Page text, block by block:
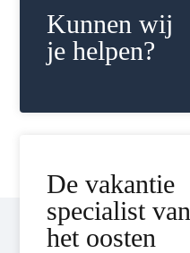
Kunnen wij
je helpen?
De vakantie
specialist van
het oosten